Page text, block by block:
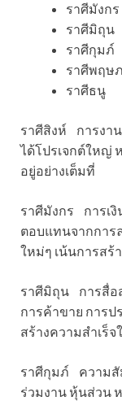
ราศีมังกร
ราศีมิถุน
ราศีกุมภ์
ราศีพฤษภ
ราศีธนู
ราศีสิงห์ การงา
ได้โปรเจกต์ใหญ่
อยู่อย่างเต็มที่
ราศีมังกร การเ
ตอบแทนจากการ
ใหม่ๆ เน้นการสร้
ราศีมิถุน การสื่อ
การค้าขาย การ
สร้างความสำเร็จ
ราศีกุมภ์ ความ
ร่วมงาน หุ้นส่วน